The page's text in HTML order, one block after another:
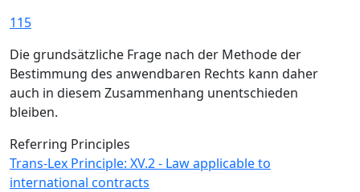
115
Die grundsätzliche Frage nach der Methode der
Bestimmung des anwendbaren Rechts kann daher
auch in diesem Zusammenhang unentschieden
bleiben.
Referring Principles
Trans-Lex Principle: XV.2 - Law applicable to
international contracts